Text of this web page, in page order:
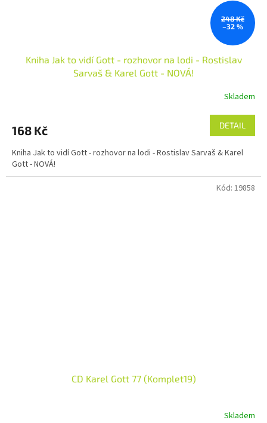
248 Kč
–32 %
Kniha Jak to vidí Gott - rozhovor na lodi - Rostislav
Sarvaš & Karel Gott - NOVÁ!
Skladem
168 Kč DETAIL
Kniha Jak to vidí Gott - rozhovor na lodi - Rostislav Sarvaš & Karel
Gott - NOVÁ!
CD Karel Gott 77 (Komplet19)
Skladem
Kód: 19858